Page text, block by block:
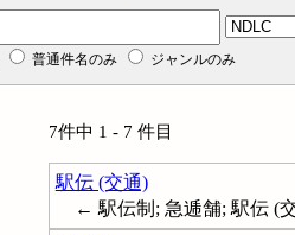
普通件名のみ ジャンルのみ
7件中 1 - 7 件目
駅伝 (交通)
← 駅伝制; 急逓舗; 駅伝 (